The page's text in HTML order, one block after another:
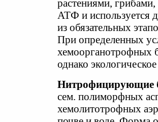
растениями, грибами,
АТФ и используется
из обязательных
При определенных
хемоорганотрофных
однако
Нитрофицирующие
сем. полиморфных
хемолитотрофных